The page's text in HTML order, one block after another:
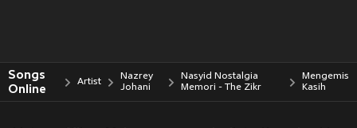
Songs
Online
Artist
Nazrey
Johani
Nasyid Nostalgia
Memori - The Zikr
Mengemis
Kasih